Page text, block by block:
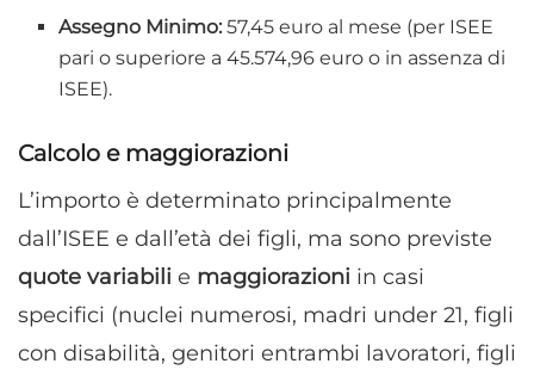
Assegno Minimo: 57,45 euro al mese (per ISEE
pari o superiore a 45.574,96 euro o in assenza di
ISEE).
Calcolo e maggiorazioni
L’importo è determinato principalmente
dall’ISEE e dall’età dei figli, ma sono previste
quote variabili e maggiorazioni in casi
specifici (nuclei numerosi, madri under 21, figli
con disabilità, genitori entrambi lavoratori, figli